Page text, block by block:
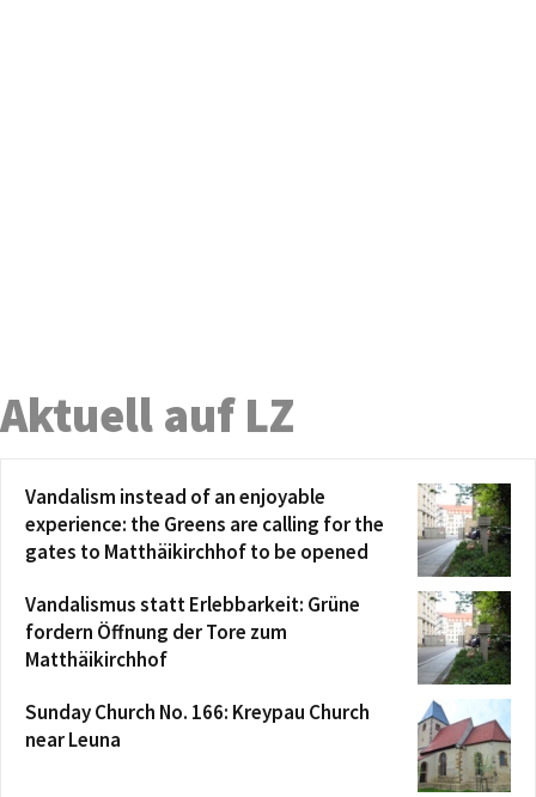
Aktuell auf LZ
Vandalism instead of an enjoyable
experience: the Greens are calling for the
gates to Matthäikirchhof to be opened
Vandalismus statt Erlebbarkeit: Grüne
fordern Öffnung der Tore zum
Matthäikirchhof
Sunday Church No. 166: Kreypau Church
near Leuna